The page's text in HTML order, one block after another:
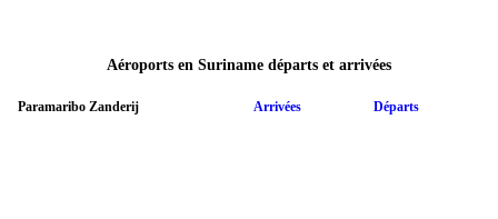
Aéroports en Suriname départs et arrivées
Paramaribo Zanderij Arrivées Départs